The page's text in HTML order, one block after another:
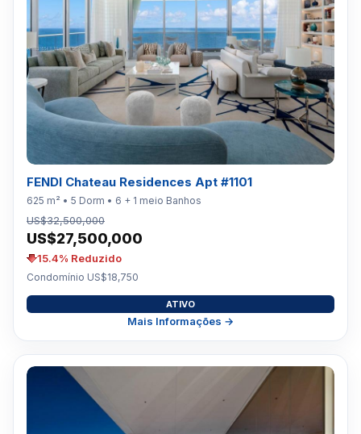
FENDI Chateau Residences Apt #1101
625 m² • 5 Dorm • 6 + 1 meio Banhos
US$32,500,000
US$27,500,000
15.4% Reduzido
Condomínio US$18,750
ATIVO
Mais Informações →